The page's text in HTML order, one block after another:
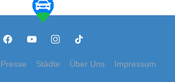
Presse Städte Über Uns Impressum